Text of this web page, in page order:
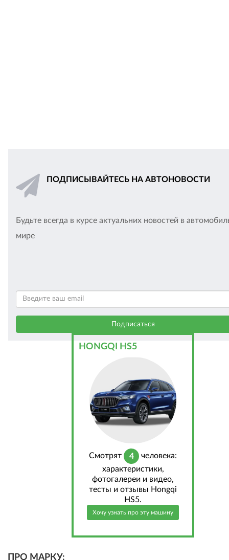
ПОДПИСЫВАЙТЕСЬ НА АВТОНОВОСТИ
Будьте всегда в курсе актуальних новостей в
мире
HONGQI HS5
Cмотрят 4
человека:
характеристики,
фотогалереи и видео,
тесты и отзывы Hongqi
HS5.
Хочу узнать про эту машину
ПРО МАРКУ: